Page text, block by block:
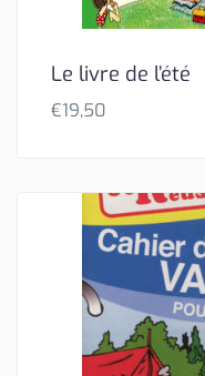
Le livre de l’été
€19,50